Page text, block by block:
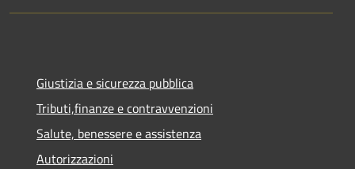
Giustizia e sicurezza pubblica
Tributi,finanze e contravvenzioni
Salute, benessere e assistenza
Autorizzazioni